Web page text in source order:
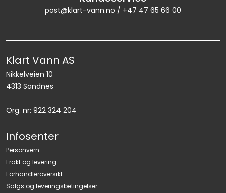
post@klart-vann.no / +47 47 65 66 00
Klart Vann AS
Nikkelveien 10
4313 Sandnes
Org. nr: 922 324 204
Infosenter
Personvern
Frakt og levering
Forhandleroversikt
Salgs og leveringsbetingelser